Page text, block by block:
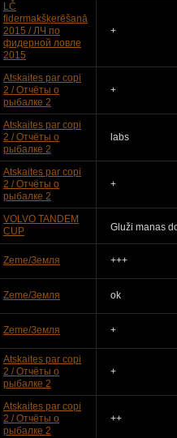
LČ
fidermakšķerēšanā
2015 / ЛЧ по
фидерной ловле
2015
+
Atskaites par copi
2 / Отчёты о
рыбалке 2
+
Atskaites par copi
2 / Отчёты о
рыбалке 2
labs
Atskaites par copi
2 / Отчёты о
рыбалке 2
+
VOLVO TANDEM
CUP
Gluži manas
Zeme/Земля +++
Zeme/Земля ok
Zeme/Земля +
Atskaites par copi
2 / Отчёты о
рыбалке 2
+
Atskaites par copi
2 / Отчёты о
рыбалке 2
++